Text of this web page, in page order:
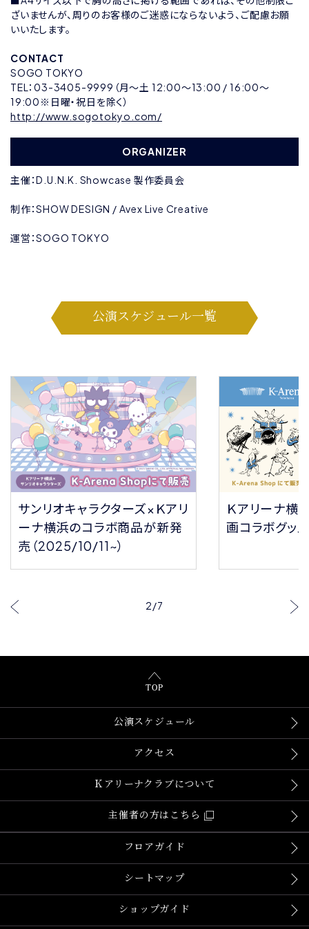
ざいませんが、周りのお客様のご迷惑にならないよう、ご配慮お願
いいたします。
CONTACT
SOGO TOKYO
TEL：03-3405-9999（月〜土 12:00〜13:00 / 16:00〜
19:00※日曜・祝日を除く）
http://www.sogotokyo.com/
ORGANIZER
主催：D.U.N.K. Showcase 製作委員会
制作：SHOW DESIGN / Avex Live Creative
運営：SOGO TOKYO
公演スケジュール一覧
サンリオキャラクターズ×Ｋアリ
ーナ横浜のコラボ商品が新発
売（2025/10/11~）
Ｋアリーナ横
画コラボグッ
2/7
TOP
公演スケジュール
アクセス
Ｋアリーナクラブについて
主催者の方はこちら
フロアガイド
シートマップ
ショップガイド